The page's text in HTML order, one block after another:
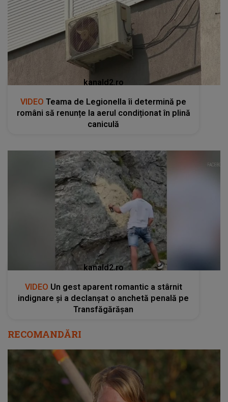
kanald2.ro
VIDEO Teama de Legionella îi determină pe
români să renunțe la aerul condiționat în plină
caniculă
kanald2.ro
VIDEO Un gest aparent romantic a stârnit
indignare și a declanșat o anchetă penală pe
Transfăgărășan
RECOMANDĂRI